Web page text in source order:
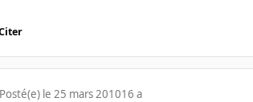
Posté(e) le 25 mars 201016 a